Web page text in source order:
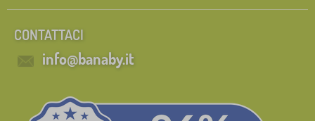
CONTATTACI
info@banaby.it